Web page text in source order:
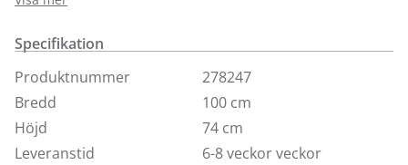
det ger gott om utrymme för stolar kring bordet. Finns
här i tre olika nyanser i massiv ek men finns att beställa
i ytterligare träslag i butik. Det går att beställa
tilläggsskiva till det rektangulära Ameliabordet.
Specifikation
Produktnummer
278247
Bredd
100 cm
Höjd
74 cm
Leveranstid
6-8 veckor veckor